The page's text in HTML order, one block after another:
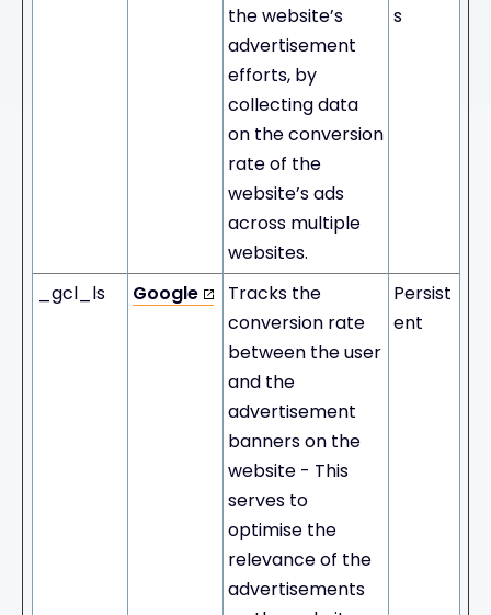
the website’s
advertisement
efforts, by
collecting data
on the conversion
rate of the
website’s ads
across multiple
websites.
s
_gcl_ls Google
Tracks the
conversion rate
between the user
and the
advertisement
banners on the
website - This
serves to
optimise the
relevance of the
advertisements
Persist
ent